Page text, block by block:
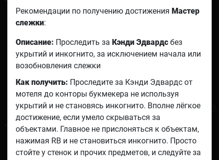
Рекомендации по получению достиженияМастер
слежки:
Описание: Проследить заКэнди Эдвардс без
укрытий и инкогнито, за исключением начала или
возобновления слежки
Как получить: Проследите за Кэнди Эдвардс от
мотеля до конторы букмекера не используя
укрытий и не становясь инкогнито. Вполне лёгкое
достижение, если умело скрываться за
объектами. Главное не прислоняться к объектам,
нажимая RB и не становиться инкогнито. Просто
стойте у стенок и прочих предметов, и следуйте за